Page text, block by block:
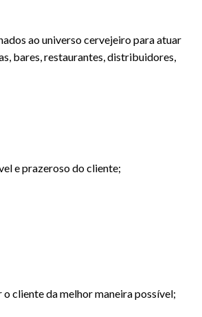
ao universo cervejeiro para atuar
bares, restaurantes, distribuidores,
e prazeroso do cliente;
cliente da melhor maneira possível;